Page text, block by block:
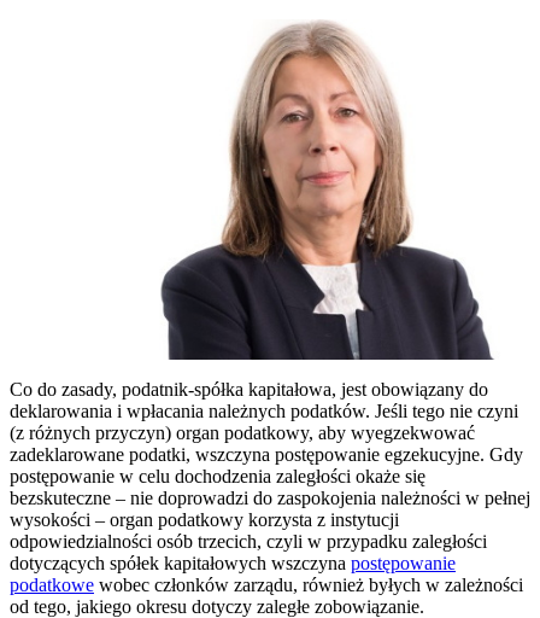
Co do zasady, podatnik-spółka kapitałowa, jest obowiązany do
deklarowania i wpłacania należnych podatków. Jeśli tego nie czyni
(z różnych przyczyn) organ podatkowy, aby wyegzekwować
zadeklarowane podatki, wszczyna postępowanie egzekucyjne. Gdy
postępowanie w celu dochodzenia zaległości okaże się
bezskuteczne – nie doprowadzi do zaspokojenia należności w pełnej
wysokości – organ podatkowy korzysta z instytucji
odpowiedzialności osób trzecich, czyli w przypadku zaległości
dotyczących spółek kapitałowych wszczyna postępowanie
podatkowe wobec członków zarządu, również byłych w zależności
od tego, jakiego okresu dotyczy zaległe zobowiązanie.